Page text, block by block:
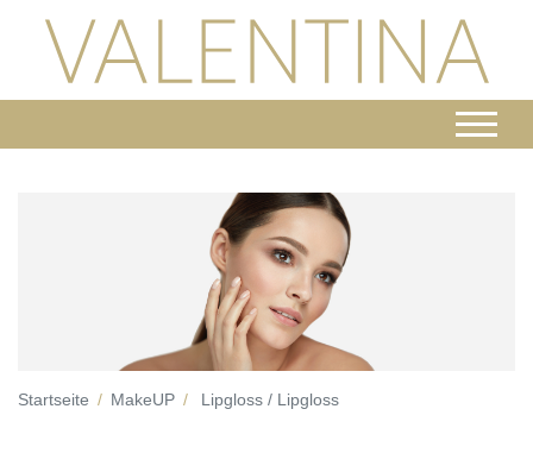
Startseite MakeUP Lipgloss / Lipgloss